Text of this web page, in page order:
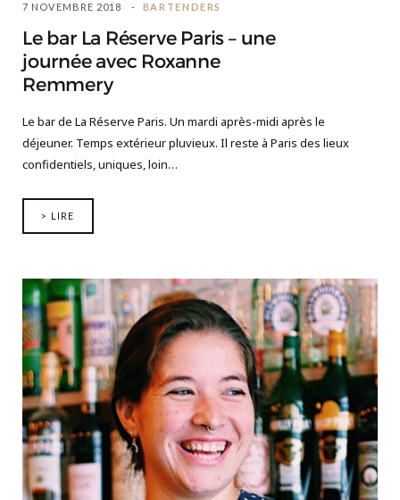
7 NOVEMBRE 2018 BARTENDERS
Le bar La Réserve Paris – une
journée avec Roxanne
Remmery
Le bar de La Réserve Paris. Un mardi après-midi après le
déjeuner. Temps extérieur pluvieux. Il reste à Paris des lieux
confidentiels, uniques, loin…
> LIRE